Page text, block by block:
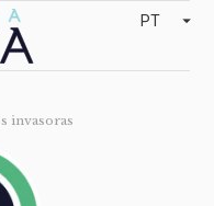
arrow_drop_down
PT
invasoras